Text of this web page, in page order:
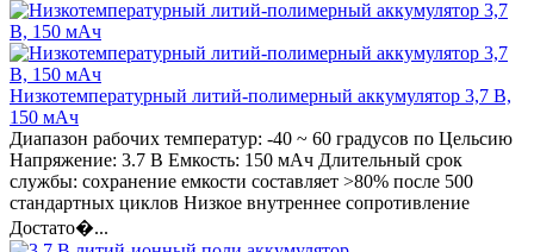
Низкотемпературный литий-полимерный аккумулятор 3,7 В,
150 мАч
Диапазон рабочих температур: -40 ~ 60 градусов по Цельсию
Напряжение: 3.7 В Емкость: 150 мАч Длительный срок
службы: сохранение емкости составляет >80% после 500
стандартных циклов Низкое внутреннее сопротивление
Достато�...